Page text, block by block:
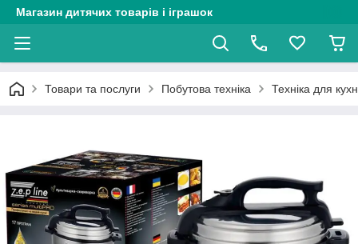
Магазин дитячих товарів і іграшок
Товари та послуги Побутова техніка Техніка для